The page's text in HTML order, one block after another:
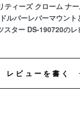
ティーズ クローム ナ
ルバーレバーマウン
スター DS-190720のレ
レビューを書く